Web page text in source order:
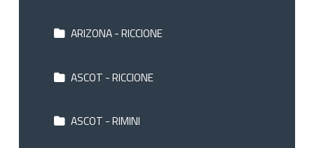
ARIZONA - RICCIONE
ASCOT - RICCIONE
ASCOT - RIMINI